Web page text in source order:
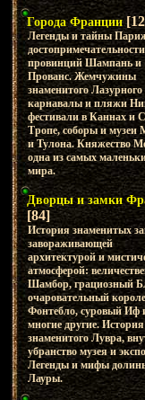
Города Франции
Легенды и тайны
достопримечательности
провинций Шампань и
Прованс. Жемчужины
знаменитого Лазурного
карнавалы и пляжи
фестивали в Каннах и
Тропе, соборы и музеи
и Тулона. Княжество
одна из самых
мира.
Дворцы и замки
[84]
История знаменитых
завораживающей
архитектурой и
атмосферой:
Шамбор, грациозный
очаровательный
Фонтебло, суровый Иф
многие другие. История
знаменитого Лувра,
убранство музея и
Легенды и мифы
Лауры.